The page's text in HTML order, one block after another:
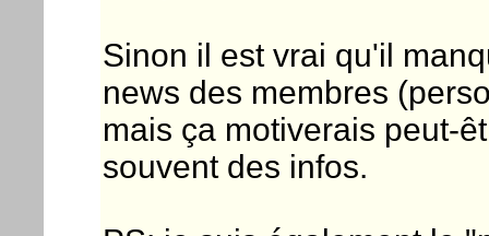
Sinon il est vrai qu'il
news des membres
mais ça motiverais peut-
souvent des infos.